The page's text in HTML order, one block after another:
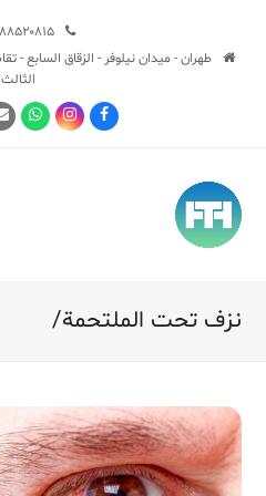
الثالث
Facebook
نزف تحت الملتحمة/